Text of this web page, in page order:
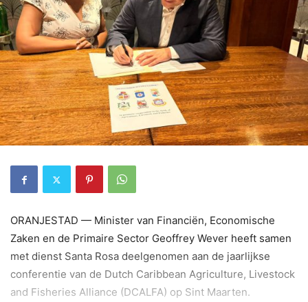
ORANJESTAD — Minister van Financiën, Economische
Zaken en de Primaire Sector Geoffrey Wever heeft samen
met dienst Santa Rosa deelgenomen aan de jaarlijkse
conferentie van de Dutch Caribbean Agriculture, Livestock
and Fisheries Alliance (DCALFA) op Sint Maarten.